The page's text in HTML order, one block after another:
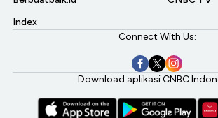
Index
Connect With Us:
Download aplikasi CNBC